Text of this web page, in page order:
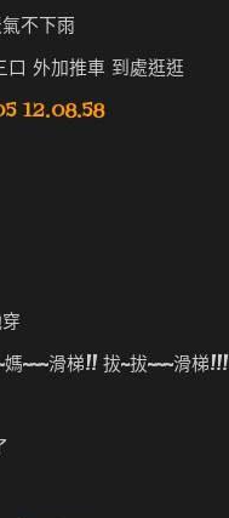
不下雨
口 外加推車 到處逛逛
~~~滑梯!! 拔~拔~~~滑梯!!!